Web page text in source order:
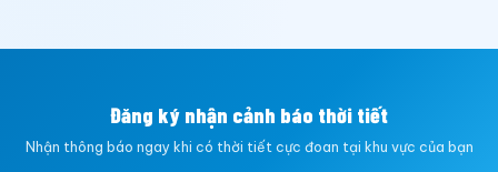
Đăng ký nhận cảnh báo thời tiết
Nhận thông báo ngay khi có thời tiết cực đoan tại khu vực của bạn